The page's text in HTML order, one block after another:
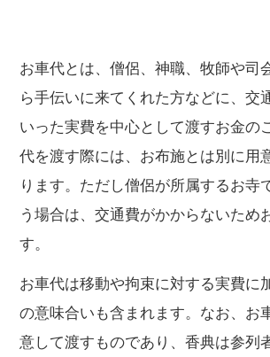
お車代とは、僧侶、神職、牧師や司
ら手伝いに来てくれた方などに、交
いった実費を中心として渡すお金の
代を渡す際には、お布施とは別に用
ります。ただし僧侶が所属するお寺
う場合は、交通費がかからないため
す。
お車代は移動や拘束に対する実費に
の意味合いも含まれます。なお、お
意して渡すものであり、香典は参列